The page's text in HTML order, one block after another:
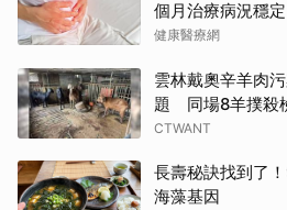
個月治療病況穩定
健康醫療網
雲林戴奧辛羊肉
題 同場8羊撲殺
CTWANT
長壽秘訣找到了
海藻基因